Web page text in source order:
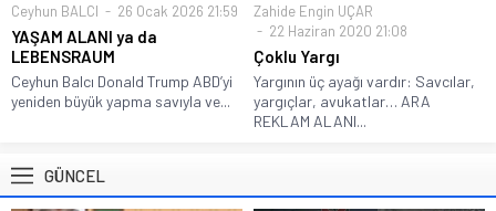
Ceyhun BALCI 26 Ocak 2026 21:59
YAŞAM ALANI ya da
LEBENSRAUM
Ceyhun Balcı Donald Trump ABD’yi
yeniden büyük yapma savıyla ve...
Zahide Engin UÇAR
22 Haziran 2020 21:08
Çoklu Yargı
Yargının üç ayağı vardır: Savcılar,
yargıçlar, avukatlar… ARA
REKLAM ALANI...
GÜNCEL